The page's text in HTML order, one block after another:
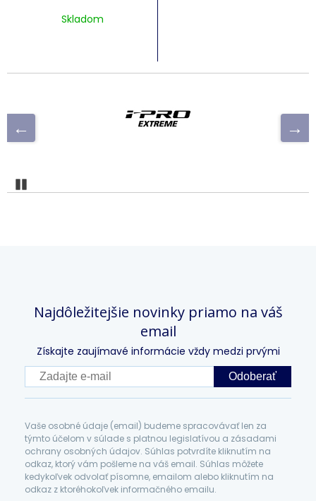
Skladom
Najdôležitejšie novinky priamo na váš
email
Získajte zaujímavé informácie vždy medzi prvými
Odoberať
Vaše osobné údaje (email) budeme spracovávať len za
týmto účelom v súlade s platnou legislatívou a zásadami
ochrany osobných údajov. Súhlas potvrdíte kliknutím na
odkaz, ktorý vám pošleme na váš email. Súhlas môžete
kedykoľvek odvolať písomne, emailom alebo kliknutím na
odkaz z ktoréhokoľvek informačného emailu.